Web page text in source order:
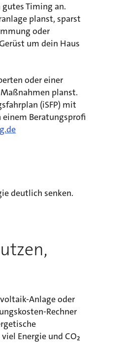
Timing an.
planst, sparst
oder
um dein Haus
oder einer
planst.
(iSFP) mit
Beratungsprofi
deutlich senken.
Anlage oder
Rechner
Energie und CO₂